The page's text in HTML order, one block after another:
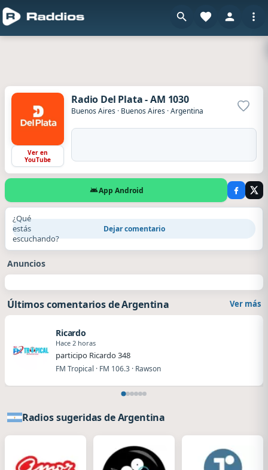
Radio Del Plata - AM 1030
Buenos Aires · Buenos Aires ·Argentina
Ver en
YouTube
App Android
¿Qué
estás
escuchando?
Dejar comentario
Anuncios
Últimos comentarios de Argentina Ver más
Ricardo
Hace 2 horas
participo Ricardo 348
FM Tropical · FM 106.3 · Rawson
Radios sugeridas de Argentina